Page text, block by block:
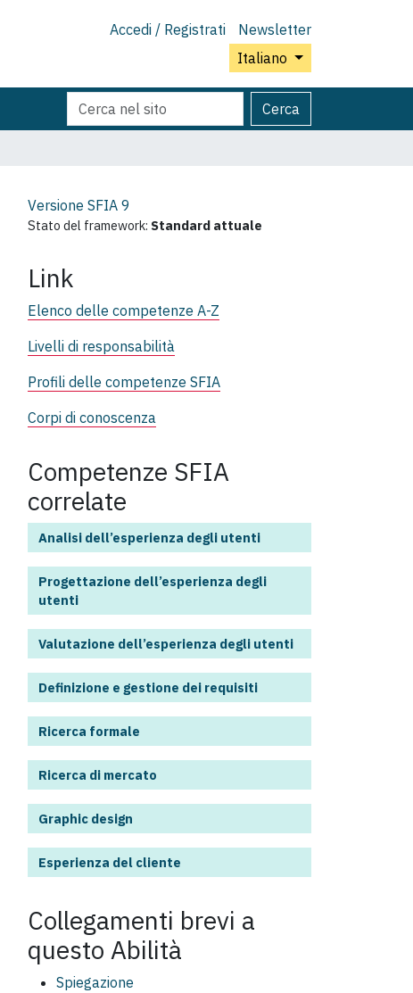
Accedi / Registrati
Newsletter
Italiano
Cerca
nel
Cerca
Ricerca
avanzata…
Versione SFIA 9
Stato del framework: Standard attuale
Link
Elenco delle competenze A-Z
Livelli di responsabilità
Profili delle competenze SFIA
Corpi di conoscenza
Competenze SFIA
correlate
Analisi dell’esperienza degli utenti
Progettazione dell’esperienza degli
utenti
Valutazione dell’esperienza degli utenti
Definizione e gestione dei requisiti
Ricerca formale
Ricerca di mercato
Graphic design
Esperienza del cliente
Collegamenti brevi a
questo Abilità
Spiegazione